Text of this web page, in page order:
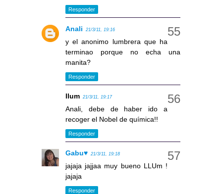
Responder
Anali 21/3/11, 19:16
y el anonimo lumbrera que ha
terminao porque no echa una
manita?
Responder
llum 21/3/11, 19:17
Anali, debe de haber ido a
recoger el Nobel de química!!
Responder
Gabu♥ 21/3/11, 19:18
jajaja jajjaa muy bueno LLUm !
jajaja
Responder